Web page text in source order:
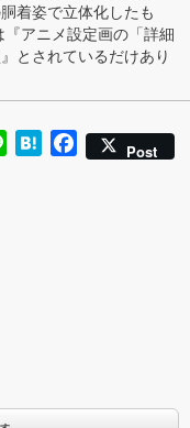
着姿で立体化したも
アニメ設定画の「詳細
とされているだけあり
Line HatenaFacebook
Post